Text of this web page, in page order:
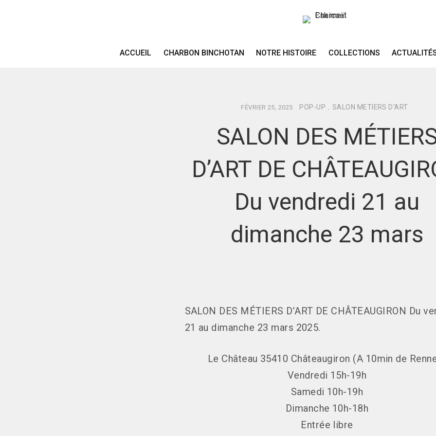
ACCUEIL CHARBON BINCHOTAN NOTRE HISTOIRE COLLECTIONS
FÉVRIER 25, 2025 POP-UP SALON METIERS D'ART
SALON DES
D’ART DE
Du vendredi 21 au
dimanche 23 mars
SALON DES MÉTIERS D’ART DE CHÂTEAUGIRON Du
21 au dimanche 23 mars 2025.
Le Château 35410 Châteaugiron (A 10min de
Vendredi 15h-19h
Samedi 10h-19h
Dimanche 10h-18h
Entrée libre